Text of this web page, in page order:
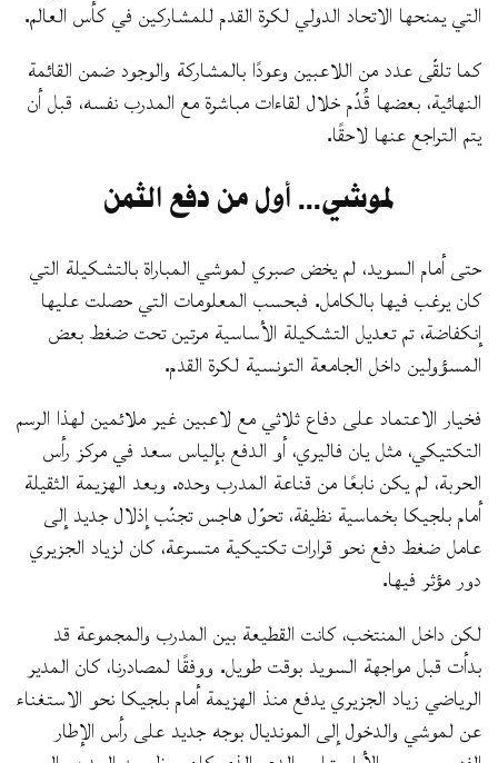
التي يمنحها الاتحاد الدولي لكرة القدم للمشاركين في كأس العالم.
كما تلقّى عدد من اللاعبين وعودًا بالمشاركة والوجود ضمن القائمة
النهائية، بعضها قُدّم خلال لقاءات مباشرة مع المدرب نفسه، قبل أن
يتم التراجع عنها لاحقًا.
لموشي... أول من دفع الثمن
حتى أمام السويد، لم يخض صبري لموشي المباراة بالتشكيلة التي
كان يرغب فيها بالكامل. فبحسب المعلومات التي حصلت عليها
إنكفاضة، تم تعديل التشكيلة الأساسية مرتين تحت ضغط بعض
المسؤولين داخل الجامعة التونسية لكرة القدم.
فخيار الاعتماد على دفاع ثلاثي مع لاعبين غير ملائمين لهذا الرسم
التكتيكي، مثل يان فاليري، أو الدفع بإلياس سعد في مركز رأس
الحربة، لم يكن نابعًا من قناعة المدرب وحده. وبعد الهزيمة الثقيلة
أمام بلجيكا بخماسية نظيفة، تحوّل هاجس تجنّب إذلال جديد إلى
عامل ضغط دفع نحو قرارات تكتيكية متسرعة، كان لزياد الجزيري
دور مؤثر فيها.
لكن داخل المنتخب، كانت القطيعة بين المدرب والمجموعة قد
بدأت قبل مواجهة السويد بوقت طويل. ووفقًا لمصادرنا، كان المدير
الرياضي زياد الجزيري يدفع منذ الهزيمة أمام بلجيكا نحو الاستغناء
عن لموشي والدخول إلى المونديال بوجه جديد على رأس الإطار